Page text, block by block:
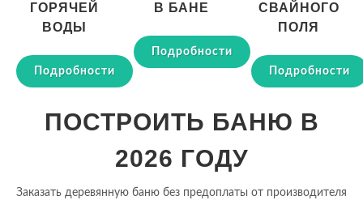
ГОРЯЧЕЙ
ВОДЫ
Подробности
В БАНЕ
Подробности
СВАЙНОГО
ПОЛЯ
Подробности
ПОСТРОИТЬ БАНЮ В
2026 ГОДУ
Заказать деревянную баню без предоплаты от производителя